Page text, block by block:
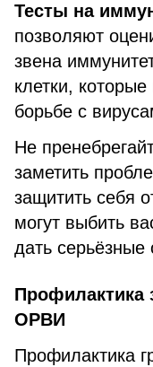
Тесты на
позволяют
звена
клетки,
борьбе с
Не
заметить
защитить себя
могут выбить
дать серьёзные
Профилактика
ОРВИ
Профилактика